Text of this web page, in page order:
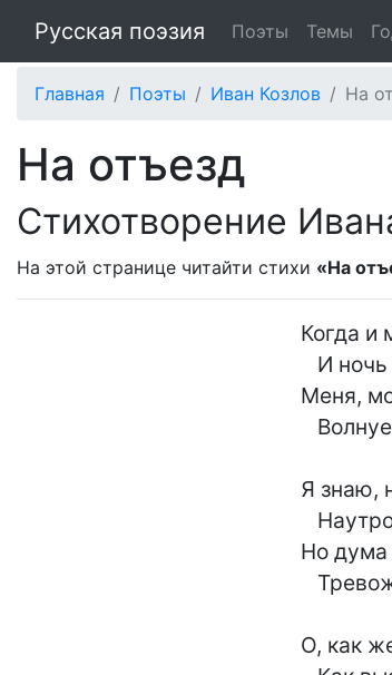
Русская поэзия Поэты Темы
Главная Поэты Иван Козлов На
На отъезд
Стихотворение
На этой странице читайти стихи «На
Когда и
Меня,
Я знаю,
Но дума
О, как